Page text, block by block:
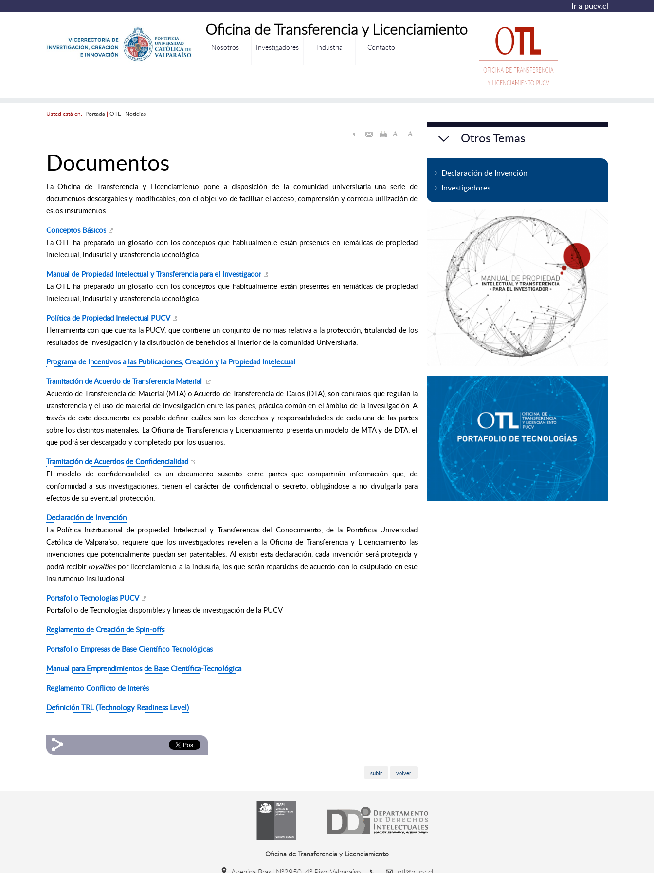
Ir a pucv.cl
Oficina de Transferencia y Licenciamiento
Nosotros Investigadores Industria Contacto
Usted está en: Portada| OTL | Noticias
Documentos
La Oficina de Transferencia y Licenciamiento pone a disposición de la comunidad universitaria una serie de
documentos descargables y modificables, con el objetivo de facilitar el acceso, comprensión y correcta utilización de
estos instrumentos.
Conceptos Básicos
La OTL ha preparado un glosario con los conceptos que habitualmente están presentes en temáticas de propiedad
intelectual, industrial y transferencia tecnológica.
Manual de Propiedad Intelectual y Transferencia para el Investigador
La OTL ha preparado un glosario con los conceptos que habitualmente están presentes en temáticas de propiedad
intelectual, industrial y transferencia tecnológica.
Política de Propiedad Intelectual PUCV
Herramienta con que cuenta la PUCV, que contiene un conjunto de normas relativa a la protección, titularidad de los
resultados de investigación y la distribución de beneficios al interior de la comunidad Universitaria.
Programa de Incentivos a las Publicaciones, Creación y la Propiedad Intelectual
Tramitación de Acuerdo de Transferencia Material
Acuerdo de Transferencia de Material (MTA) o Acuerdo de Transferencia de Datos (DTA), son contratos que regulan la
transferencia y el uso de material de investigación entre las partes, práctica común en el ámbito de la investigación. A
través de este documento es posible definir cuáles son los derechos y responsabilidades de cada una de las partes
sobre los distintos materiales. La Oficina de Transferencia y Licenciamiento presenta un modelo de MTA y de DTA, el
que podrá ser descargado y completado por los usuarios.
Tramitación de Acuerdos de Confidencialidad
El modelo de confidencialidad es un documento suscrito entre partes que compartirán información que, de
conformidad a sus investigaciones, tienen el carácter de confidencial o secreto, obligándose a no divulgarla para
efectos de su eventual protección.
Declaración de Invención
La Política Institucional de propiedad Intelectual y Transferencia del Conocimiento, de la Pontificia Universidad
Católica de Valparaíso, requiere que los investigadores revelen a la Oficina de Transferencia y Licenciamiento las
invenciones que potencialmente puedan ser patentables. Al existir esta declaración, cada invención será protegida y
podrá recibir royaltiespor licenciamiento a la industria, los que serán repartidos de acuerdo con lo estipulado en este
instrumento institucional.
Portafolio Tecnologías PUCV
Portafolio de Tecnologías disponibles y lineas de investigación de la PUCV
Reglamento de Creación de Spin-offs
Portafolio Empresas de Base Científico Tecnológicas
Manual para Emprendimientos de Base Científica-Tecnológica
Reglamento Conflicto de Interés
Definición TRL (Technology Readiness Level)
subir volver
Otros Temas
Declaración de Invención
Investigadores
Oficina de Transferencia y Licenciamiento